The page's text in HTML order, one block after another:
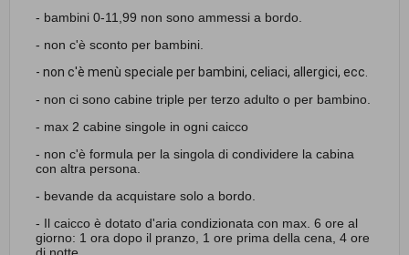
- bambini 0-11,99 non sono ammessi a bordo.
- non c'è sconto per bambini.
- non c'è menù speciale per bambini, celiaci, allergici, ecc.
- non ci sono cabine triple per terzo adulto o per bambino.
- max 2 cabine singole in ogni caicco
- non c'è formula per la singola di condividere la cabina
con altra persona.
- bevande da acquistare solo a bordo.
- Il caicco è dotato d'aria condizionata con max. 6 ore al
giorno: 1 ora dopo il pranzo, 1 ore prima della cena, 4 ore